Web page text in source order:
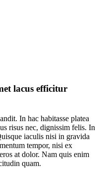
lacus efficitur
In hac habitasse platea
risus nec, dignissim felis. In
iaculis nisi in gravida
tempor, nisi ex
at dolor. Nam quis enim
quam.